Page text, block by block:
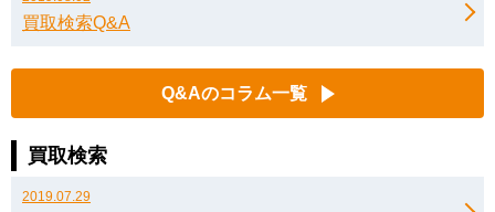
買取検索Q&A
Q&Aのコラム一覧
買取検索
2019.07.29